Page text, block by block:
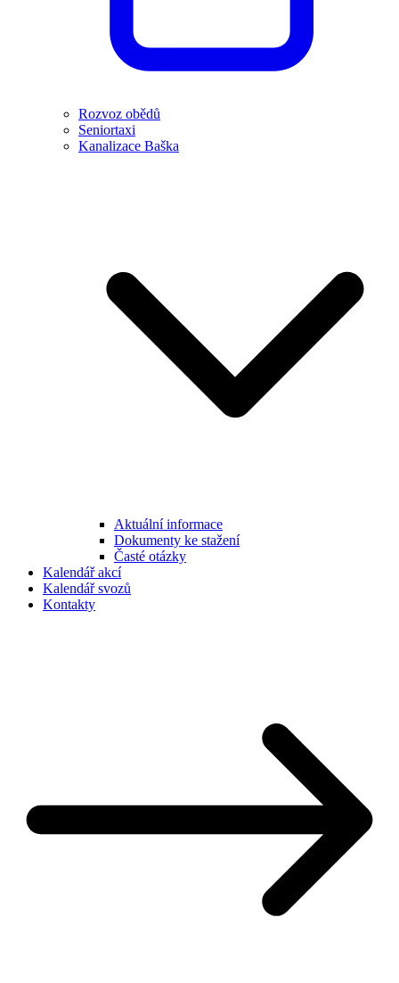
Rozvoz obědů
Seniortaxi
Kanalizace Baška
Aktuální informace
Dokumenty ke stažení
Časté otázky
Kalendář akcí
Kalendář svozů
Kontakty